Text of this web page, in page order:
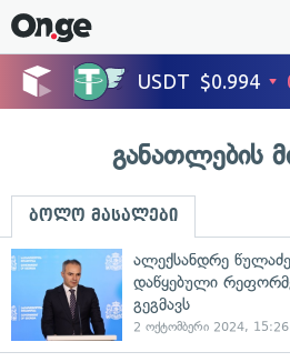
განათლების
ბოლო მასალები
ალექსანდრე
დაწყებული
გეგმავს
2 ოქტომბერი 2024, 15:26